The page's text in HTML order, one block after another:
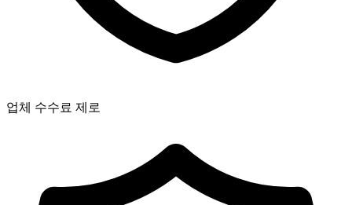
업체 수수료 제로